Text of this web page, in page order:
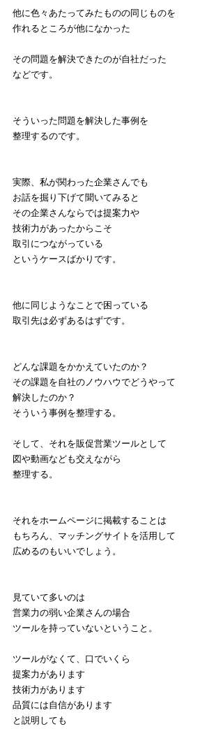
他に色々あたってみたものの同じものを
作れるところが他になかった
その問題を解決できたのが自社だった
などです。
そういった問題を解決した事例を
整理するのです。
実際、私が関わった企業さんでも
お話を掘り下げて聞いてみると
その企業さんならでは提案力や
技術力があったからこそ
取引につながっている
というケースばかりです。
他に同じようなことで困っている
取引先は必ずあるはずです。
どんな課題をかかえていたのか？
その課題を自社のノウハウでどうやって
解決したのか？
そういう事例を整理する。
そして、それを販促営業ツールとして
図や動画なども交えながら
整理する。
それをホームページに掲載することは
もちろん、マッチングサイトを活用して
広めるのもいいでしょう。
見ていて多いのは
営業力の弱い企業さんの場合
ツールを持っていないということ。
ツールがなくて、口でいくら
提案力があります
技術力があります
品質には自信があります
と説明しても